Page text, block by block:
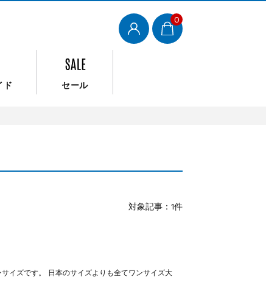
0
ド セール
対象記事：1件
イズです。 日本のサイズよりも全てワンサイズ大